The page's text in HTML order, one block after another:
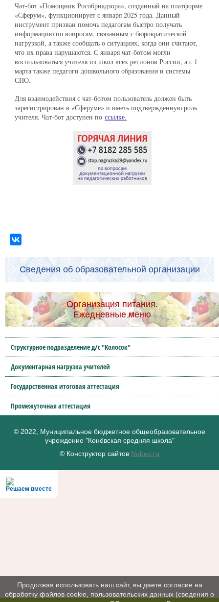
Чат-бот «Помощник Рособрнадзора», созданный на платформе
«Сферум», функционирует с января 2025 года. Данный
инструмент призван помочь педагогам быстро получать
информацию по вопросам, связанным с бюрократической
нагрузкой, а также сообщать о ситуациях, когда они считают,
что их права нарушаются. С января чат-ботом могли
воспользоваться учителя из школ всех регионов России, а с 1
марта также педагоги дошкольного образования и системы
СПО.
Для взаимодействия с чат-ботом пользователь должен быть
зарегистрирован в «Сферуме» и иметь подтвержденную роль
учителя. Чат-бот доступен по ссылке.
Сведения об образовательной организации
Организация питания.
Ежедневные меню
Структурное подразделение д/с "Колосок"
Документарная нагрузка учителей
Государственная итоговая аттестация
Промежуточная аттестация
© 2022, Муниципальное бюджетное общеобразовательное
учреждение "Конёвская средняя школа"
© Конструктор сайтов Nubex.ru
Решаем вместе
Продолжая использовать наш сайт, вы даете согласие на
обработку файлов cookie, пользовательских данных (сведения о